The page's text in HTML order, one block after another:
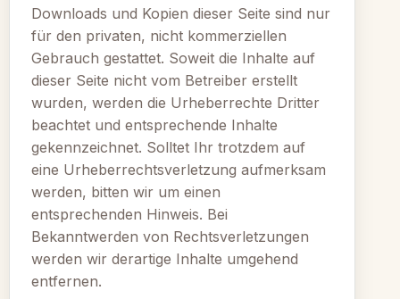
Downloads und Kopien dieser Seite sind nur
für den privaten, nicht kommerziellen
Gebrauch gestattet. Soweit die Inhalte auf
dieser Seite nicht vom Betreiber erstellt
wurden, werden die Urheberrechte Dritter
beachtet und entsprechende Inhalte
gekennzeichnet. Solltet Ihr trotzdem auf
eine Urheberrechtsverletzung aufmerksam
werden, bitten wir um einen
entsprechenden Hinweis. Bei
Bekanntwerden von Rechtsverletzungen
werden wir derartige Inhalte umgehend
entfernen.